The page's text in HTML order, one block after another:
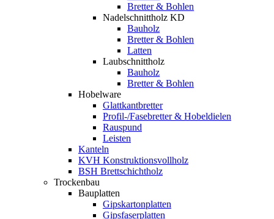
Bretter & Bohlen
Nadelschnittholz KD
Bauholz
Bretter & Bohlen
Latten
Laubschnittholz
Bauholz
Bretter & Bohlen
Hobelware
Glattkantbretter
Profil-/Fasebretter & Hobeldielen
Rauspund
Leisten
Kanteln
KVH Konstruktionsvollholz
BSH Brettschichtholz
Trockenbau
Bauplatten
Gipskartonplatten
Gipsfaserplatten